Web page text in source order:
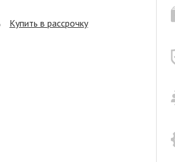
Купить в рассрочку